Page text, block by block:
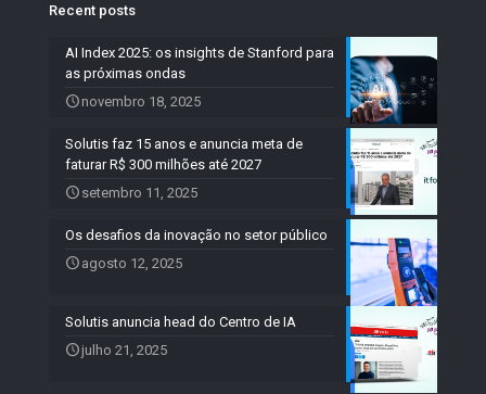
Recent posts
AI Index 2025: os insights de Stanford para
as próximas ondas
novembro 18, 2025
Solutis faz 15 anos e anuncia meta de
faturar R$ 300 milhões até 2027
setembro 11, 2025
Os desafios da inovação no setor público
agosto 12, 2025
Solutis anuncia head do Centro de IA
julho 21, 2025